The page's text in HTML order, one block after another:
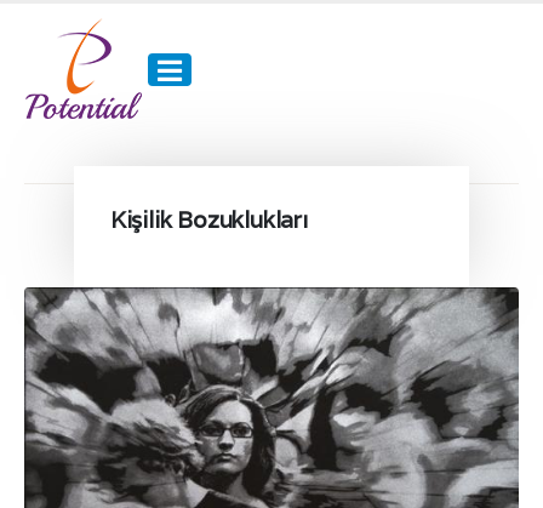
Kişilik Bozuklukları